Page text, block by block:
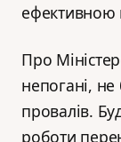
ефективною
Про
непогані, не
провалів.
роботи